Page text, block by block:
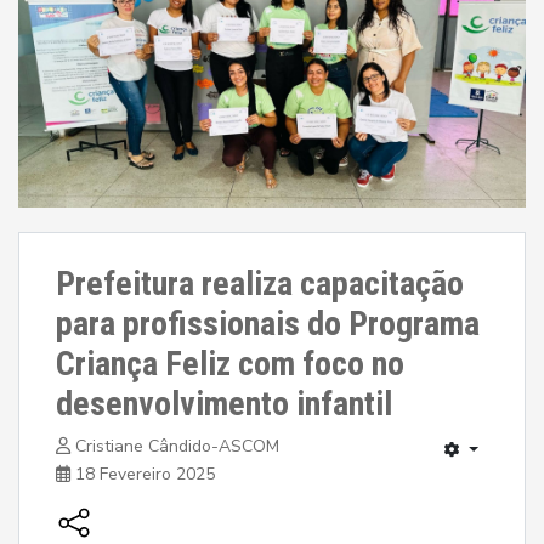
Prefeitura realiza capacitação
para profissionais do Programa
Criança Feliz com foco no
desenvolvimento infantil
Cristiane Cândido-ASCOM
18 Fevereiro 2025